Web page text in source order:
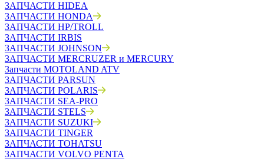
ЗАПЧАСТИ HIDEA
ЗАПЧАСТИ HONDA
ЗАПЧАСТИ HP/TROLL
ЗАПЧАСТИ IRBIS
ЗАПЧАСТИ JOHNSON
ЗАПЧАСТИ MERCRUZER и MERCURY
Запчасти MOTOLAND ATV
ЗАПЧАСТИ PARSUN
ЗАПЧАСТИ POLARIS
ЗАПЧАСТИ SEA-PRO
ЗАПЧАСТИ STELS
ЗАПЧАСТИ SUZUKI
ЗАПЧАСТИ TINGER
ЗАПЧАСТИ TOHATSU
ЗАПЧАСТИ VOLVO PENTA